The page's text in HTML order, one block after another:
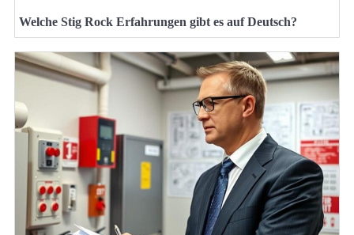
Welche Stig Rock Erfahrungen gibt es auf Deutsch?